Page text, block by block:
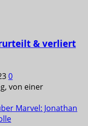
& verliert
0
von einer
Marvel: Jonathan